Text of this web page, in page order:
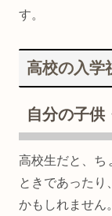
す。
高校の入学
自分の子供
高校生だと、ち
ときであったり
かもしれません。